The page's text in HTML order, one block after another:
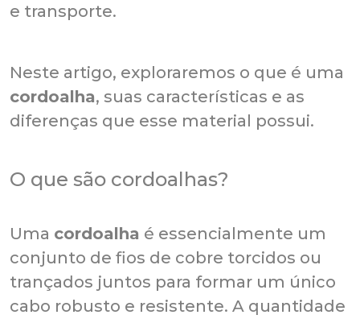
e transporte.
Neste artigo, exploraremos o que é uma
cordoalha, suas características e as
diferenças que esse material possui.
O que são cordoalhas?
Uma cordoalha é essencialmente um
conjunto de fios de cobre torcidos ou
trançados juntos para formar um único
cabo robusto e resistente. A quantidade